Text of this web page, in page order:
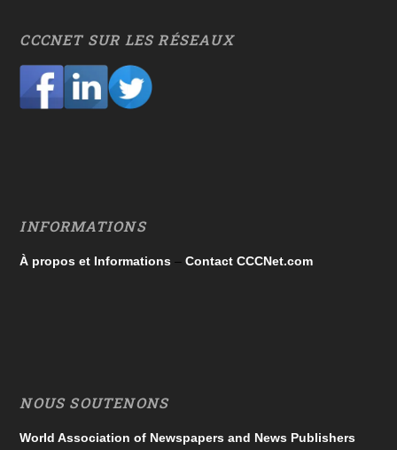
CCCNET SUR LES RÉSEAUX
INFORMATIONS
À propos et Informations –Contact CCCNet.com
NOUS SOUTENONS
World Association of Newspapers and News Publishers